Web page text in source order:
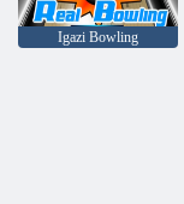
Igazi Bowling